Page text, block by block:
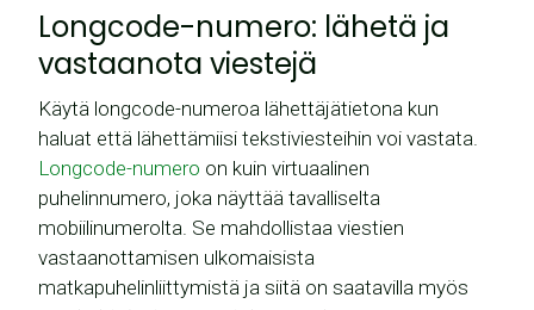
Longcode-numero: lähetä ja
vastaanota viestejä
Käytä longcode-numeroa lähettäjätietona kun
haluat että lähettämiisi tekstiviesteihin voi vastata.
Longcode-numero on kuin virtuaalinen
puhelinnumero, joka näyttää tavalliselta
mobiilinumerolta. Se mahdollistaa viestien
vastaanottamisen ulkomaisista
matkapuhelinliittymistä ja siitä on saatavilla myös